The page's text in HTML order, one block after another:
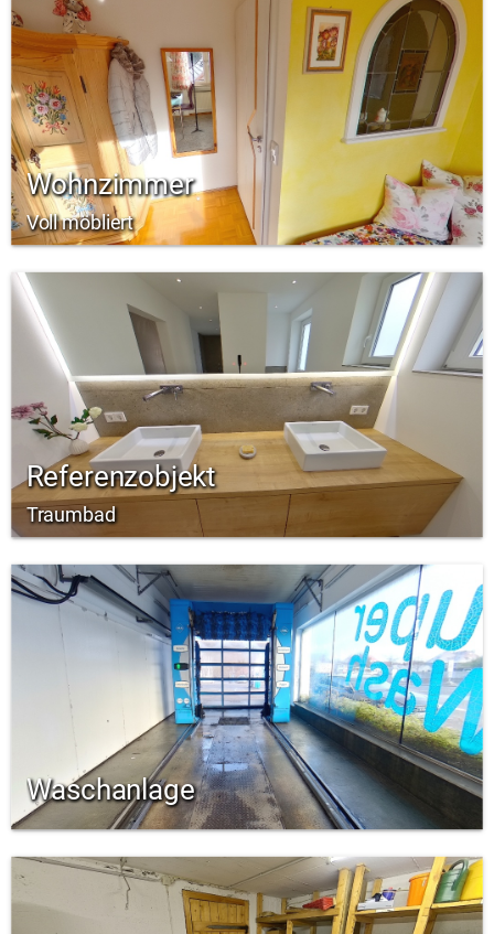
Wohnzimmer
Voll möbliert
Referenzobjekt
Traumbad
Waschanlage